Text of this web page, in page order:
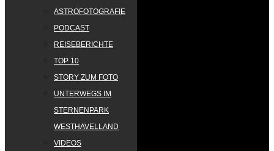
ASTROFOTOGRAFIE
PODCAST
REISEBERICHTE
TOP 10
STORY ZUM FOTO
UNTERWEGS IM
STERNENPARK
WESTHAVELLAND
VIDEOS